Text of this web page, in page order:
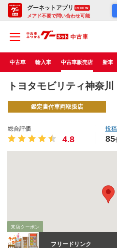
グーネットアプリ RENEW
メアド不要で問い合わせ可能
中古車 輸入車 中古車販売店 新車
トヨタモビリティ神奈
鑑定書付車両取扱店
総合評価
4.8
投
85
来店クーポン
フリードリンク